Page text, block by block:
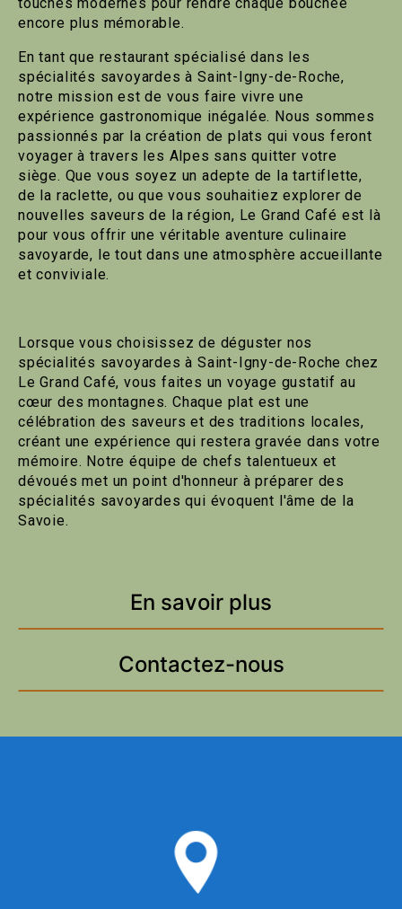
encore plus mémorable.
En tant que restaurant spécialisé dans les
spécialités savoyardes à Saint-Igny-de-Roche,
notre mission est de vous faire vivre une
expérience gastronomique inégalée. Nous sommes
passionnés par la création de plats qui vous feront
voyager à travers les Alpes sans quitter votre
siège. Que vous soyez un adepte de la tartiflette,
de la raclette, ou que vous souhaitiez explorer de
nouvelles saveurs de la région, Le Grand Café est là
pour vous offrir une véritable aventure culinaire
savoyarde, le tout dans une atmosphère accueillante
et conviviale.
Lorsque vous choisissez de déguster nos
spécialités savoyardes à Saint-Igny-de-Roche chez
Le Grand Café, vous faites un voyage gustatif au
cœur des montagnes. Chaque plat est une
célébration des saveurs et des traditions locales,
créant une expérience qui restera gravée dans votre
mémoire. Notre équipe de chefs talentueux et
dévoués met un point d'honneur à préparer des
spécialités savoyardes qui évoquent l'âme de la
Savoie.
En savoir plus
Contactez-nous